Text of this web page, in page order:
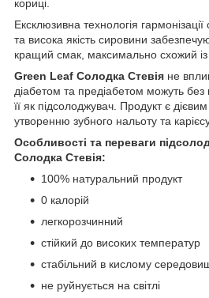
кориці.
Ексклюзивна технологія
та висока якість сировини
кращий смак, максимально схожий із
Green Leaf Солодка Стевія не
діабетом та предіабетом можуть без
її як підсолоджувач. Продукт є
утворенню зубного нальоту та
Особливості та переваги
Солодка Стевія:
100% натуральний продукт
0 калорій
легкорозчинний
стійкий до високих температур
стабільний в кислому
не руйнується на світлі